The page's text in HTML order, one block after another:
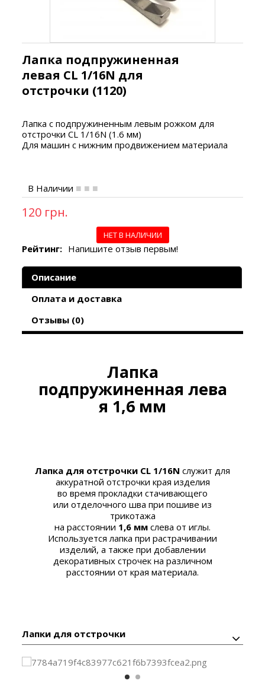
Лапка подпружиненная
левая CL 1/16N для
отстрочки (1120)
Лапка с подпружиненным левым рожком для
отстрочкиCL 1/16N (1.6 мм)
Для машин с нижним продвижением материала
В Наличии
120 грн.
НЕТ В НАЛИЧИИ
Рейтинг: Напишите отзыв первым!
Описание
Оплата и доставка
Отзывы (0)
Лапка
подпружиненная лева
я 1,6 мм
Лапка для отстрочки CL 1/16N служит для
аккуратной отстрочки края изделия
во время прокладки стачивающего
или отделочного шва при пошиве из
трикотажа
на расстоянии 1,6 мм слева от иглы.
Используется лапка при растрачивании
изделий, а также при добавлении
декоративных строчек на различном
расстоянии от края материала.
Лапки для отстрочки